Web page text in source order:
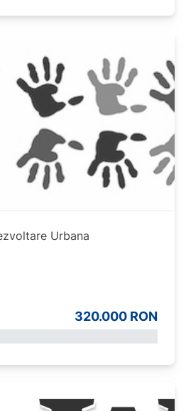
Urbana
320.000 RON